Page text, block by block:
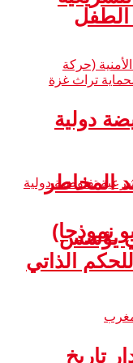
المخاطر
نموذجا)
الطفل
دولية
يؤسس
الذاتي
تاريخ